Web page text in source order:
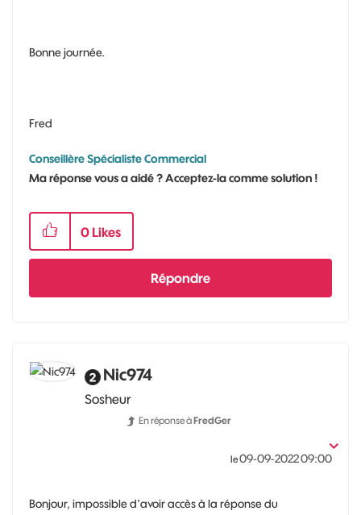
Bonne journée.
Fred
Conseillère Spécialiste Commercial
Ma réponse vous a aidé ? Acceptez-la comme solution !
0 Likes
Répondre
Nic974
Sosheur
En réponse àFredGer
le‎09-09-202209:00
Bonjour, impossible d'avoir accès à la réponse du